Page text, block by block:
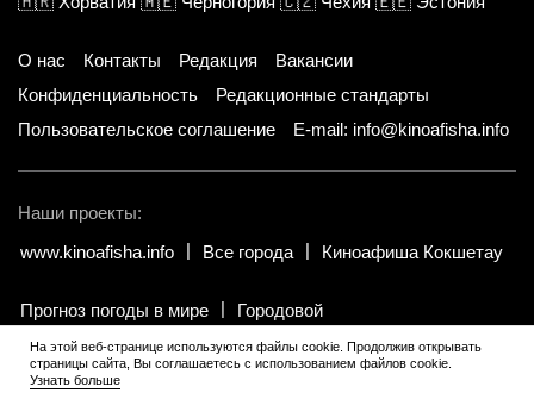
О нас Контакты Редакция
Вакансии
Конфиденциальность
Редакционные стандарты
Пользовательское соглашение
E-mail: info@kinoafisha.info
Наши проекты:
www.kinoafisha.info
Все города Киноафиша Кокшетау
Прогноз погоды в мире Городовой
© 2002-2026 Все права и материалы принадлежат «Киноафиша».
Копирование информации только с письменного разрешения
На этой веб-странице используются файлы cookie. Продолжив открывать
страницы сайта, Вы соглашаетесь с использованием файлов cookie.
Узнать больше